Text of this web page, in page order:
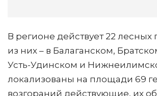
В регионе действует 22 лесных
из них – в Балаганском,
Усть-Удинском и
локализованы на площади 69
возгораний действующие, их